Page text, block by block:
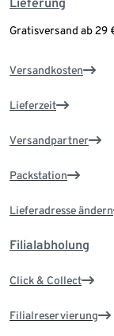
Gratisversand ab 29
Versandkosten
Lieferzeit
Versandpartner
Packstation
Lieferadresse ändern
Filialabholung
Click & Collect
Filialreservierung